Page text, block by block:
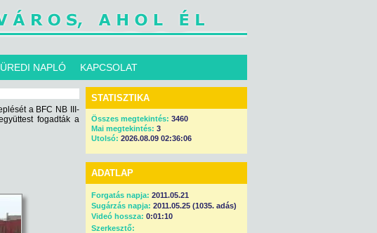
NAPLÓ KAPCSOLAT
a BFC NB III-
fogadták a
STATISZTIKA
Összes megtekintés: 3460
Mai megtekintés: 3
Utolsó: 2026.08.09 02:36:06
ADATLAP
Forgatás napja: 2011.05.21
Sugárzás napja: 2011.05.25 (1035. adás)
Videó hossza: 0:01:10
Szerkesztő: